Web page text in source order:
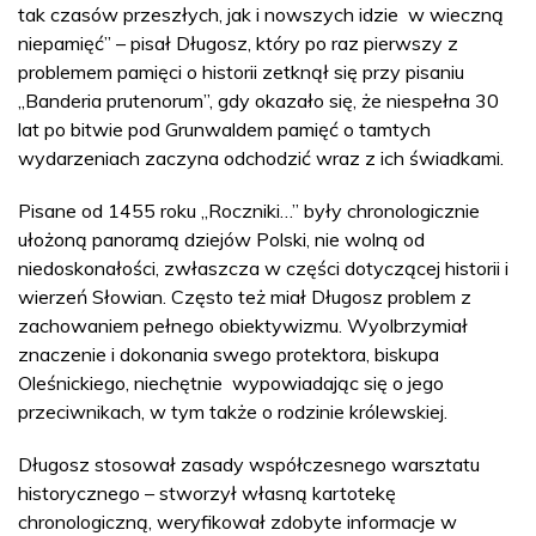
tak czasów przeszłych, jak i nowszych idzie w wieczną
niepamięć” – pisał Długosz, który po raz pierwszy z
problemem pamięci o historii zetknął się przy pisaniu
„Banderia prutenorum”, gdy okazało się, że niespełna 30
lat po bitwie pod Grunwaldem pamięć o tamtych
wydarzeniach zaczyna odchodzić wraz z ich świadkami.
Pisane od 1455 roku „Roczniki…” były chronologicznie
ułożoną panoramą dziejów Polski, nie wolną od
niedoskonałości, zwłaszcza w części dotyczącej historii i
wierzeń Słowian. Często też miał Długosz problem z
zachowaniem pełnego obiektywizmu. Wyolbrzymiał
znaczenie i dokonania swego protektora, biskupa
Oleśnickiego, niechętnie wypowiadając się o jego
przeciwnikach, w tym także o rodzinie królewskiej.
Długosz stosował zasady współczesnego warsztatu
historycznego – stworzył własną kartotekę
chronologiczną, weryfikował zdobyte informacje w